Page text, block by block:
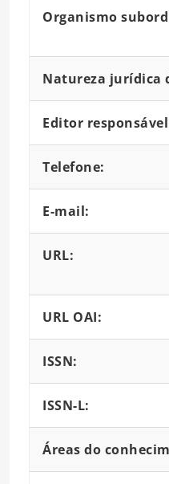
Organismo
Natureza jurídica
Editor
Telefone:
E-mail:
URL:
URL OAI:
ISSN:
ISSN-L:
Áreas do